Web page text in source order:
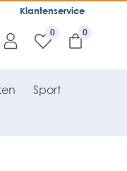
Klantenservice
0
Sport